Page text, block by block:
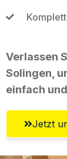
Verlassen
Solingen,
einfach
Jetzt